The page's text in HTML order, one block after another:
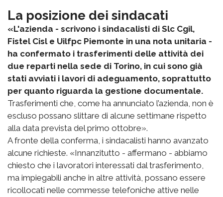
La posizione dei sindacati
«L'azienda - scrivono i sindacalisti di Slc Cgil,
Fistel Cisl e Uilfpc Piemonte in una nota unitaria -
ha confermato i trasferimenti delle attività dei
due reparti nella sede di Torino, in cui sono già
stati avviati i lavori di adeguamento, soprattutto
per quanto riguarda la gestione documentale.
Trasferimenti che, come ha annunciato l’azienda, non è
escluso possano slittare di alcune settimane rispetto
alla data prevista del primo ottobre».
A fronte della conferma, i sindacalisti hanno avanzato
alcune richieste. «Innanzitutto - affermano - abbiamo
chiesto che i lavoratori interessati dal trasferimento,
ma impiegabili anche in altre attività, possano essere
ricollocati nelle commesse telefoniche attive nelle